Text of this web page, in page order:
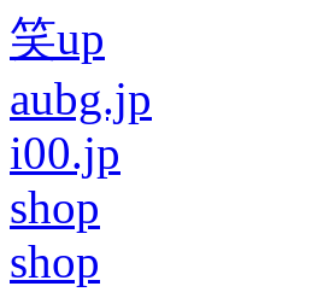
笑up
aubg.jp
i00.jp
shop
shop